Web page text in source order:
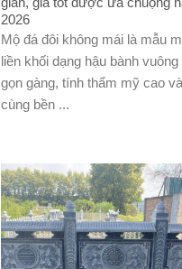
2026
Mộ đá đôi không mái là mẫu
liền khối dạng hậu bành
gọn gàng, tính thẩm mỹ cao
cùng bền ...